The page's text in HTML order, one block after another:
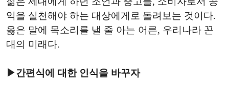
익을 실천해야 하는 대상에게로 돌려보는 것이다.
옳은 말에 목소리를 낼 줄 아는 어른, 우리나라 꼰
대의 미래다.
▶간편식에 대한 인식을 바꾸자